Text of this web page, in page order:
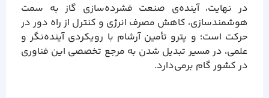
در نهایت، آینده‌ی صنعت فشرده‌سازی گاز به سمت
هوشمندسازی، کاهش مصرف انرژی و کنترل از راه دور در
حرکت است؛ و پترو تأمین آرشام با رویکردی آینده‌نگر و
علمی، در مسیر تبدیل شدن به مرجع تخصصی این فناوری
در کشور گام برمی‌دارد.